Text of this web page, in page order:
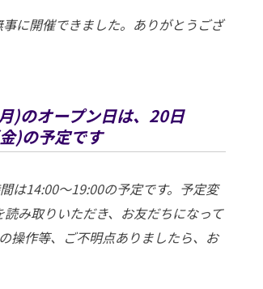
に開催できました。ありがとうござ
のオープン日は、20日
)の予定です
は14:00～19:00の予定です。予定変
み取りいただき、お友だちになって
操作等、ご不明点ありましたら、お